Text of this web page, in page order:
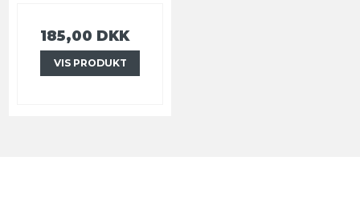
185,00 DKK
VIS PRODUKT